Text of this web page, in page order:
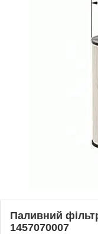
Паливний
1457070007